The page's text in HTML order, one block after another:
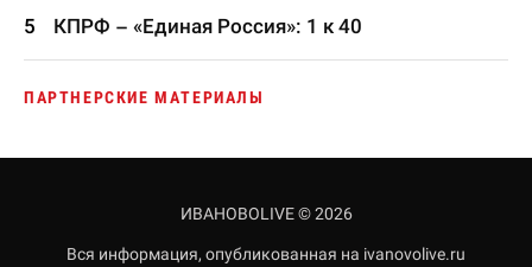
КПРФ – «Единая Россия»: 1 к 40
ПАРТНЕРСКИЕ МАТЕРИАЛЫ
ИВАНОВОLIVE © 2026
Вся информация, опубликованная на ivanovolive.ru